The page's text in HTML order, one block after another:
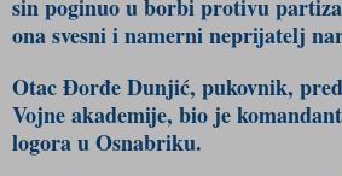
sin poginuo u borbi protivu
ona svesni i namerni neprijatelj
Otac Đorđe Dunjić, pukovnik,
Vojne akademije, bio je
logora u Osnabriku.